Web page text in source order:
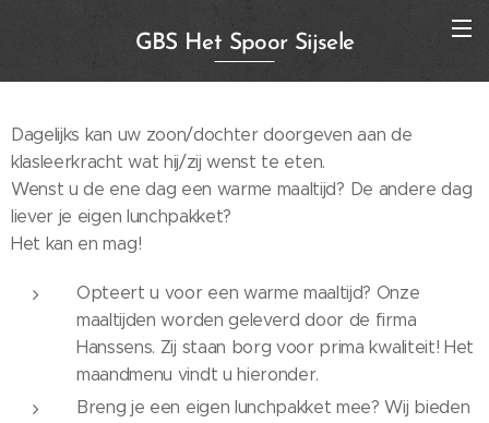
GBS Het Spoor Sijsele
Dagelijks kan uw zoon/dochter doorgeven aan de
klasleerkracht wat hij/zij wenst te eten.
Wenst u de ene dag een warme maaltijd? De andere dag
liever je eigen lunchpakket?
Het kan en mag!
Opteert u voor een warme maaltijd? Onze
maaltijden worden geleverd door de firma
Hanssens. Zij staan borg voor prima kwaliteit! Het
maandmenu vindt u hieronder.
Breng je een eigen lunchpakket mee? Wij bieden